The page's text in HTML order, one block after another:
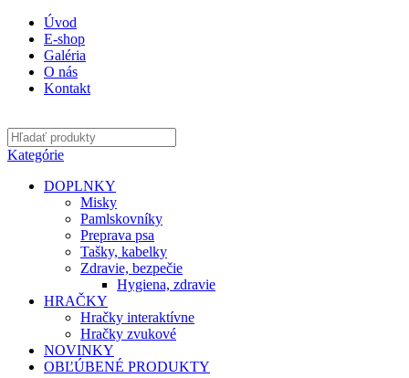
Úvod
E-shop
Galéria
O nás
Kontakt
Kategórie
DOPLNKY
Misky
Pamlskovníky
Preprava psa
Tašky, kabelky
Zdravie, bezpečie
Hygiena, zdravie
HRAČKY
Hračky interaktívne
Hračky zvukové
NOVINKY
OBĽÚBENÉ PRODUKTY